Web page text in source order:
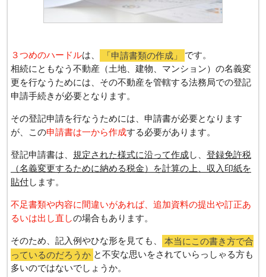
３つめのハードルは、 「申請書類の作成」
です。
相続にともなう不動産（土地、建物、マンション）の名義変
更を行なうためには、その不動産を管轄する法務局での登記
申請手続きが必要となります。
その登記申請を行なうためには、申請書が必要となります
が、この申請書は一から作成する必要があります。
登記申請書は、 規定された様式に沿って作成し、 登録免許税
（名義変更するために納める税金）を計算の上、収入印紙を
貼付します。
不足書類や内容に間違いがあれば、追加資料の提出や訂正あ
るいは出し直しの場合もあります。
そのため、記入例やひな形を見ても、
本当にこの書き方で合
っているのだろうか と不安な思いをされていらっしゃる方も
多いのではないでしょうか。